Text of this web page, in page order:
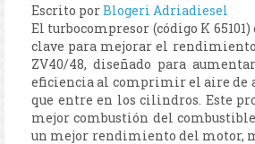
Escrito porBlogeri Adriadiesel
El turbocompresor (código K
clave para mejorar el
ZV40/48, diseñado para
eficiencia al comprimir el aire de
que entre en los cilindros. Este
mejor combustión del
un mejor rendimiento del motor,